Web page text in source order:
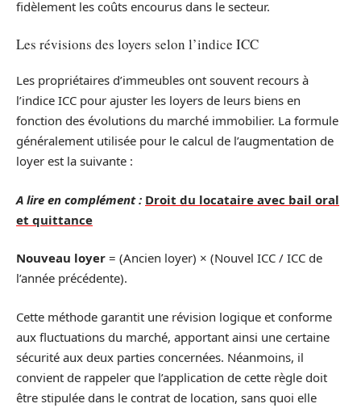
fidèlement les coûts encourus dans le secteur.
Les révisions des loyers selon l’indice ICC
Les propriétaires d’immeubles ont souvent recours à
l’indice ICC pour ajuster les loyers de leurs biens en
fonction des évolutions du marché immobilier. La formule
généralement utilisée pour le calcul de l’augmentation de
loyer est la suivante :
A lire en complément : Droit du locataire avec bail oral
et quittance
Nouveau loyer = (Ancien loyer) × (Nouvel ICC / ICC de
l’année précédente).
Cette méthode garantit une révision logique et conforme
aux fluctuations du marché, apportant ainsi une certaine
sécurité aux deux parties concernées. Néanmoins, il
convient de rappeler que l’application de cette règle doit
être stipulée dans le contrat de location, sans quoi elle